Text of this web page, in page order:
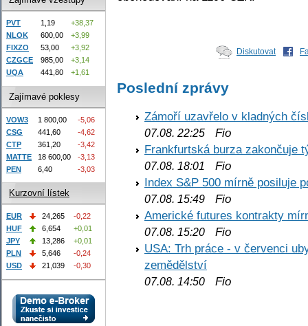
Diskutovat
Poslední zprávy
Zámoří uzavřelo v kladných
07.08. 22:25 Fio
Frankfurtská burza zakončuje
07.08. 18:01
Fio
Index S&P 500 mírně posiluje
07.08. 15:49 Fio
Americké futures kontrakty
07.08. 15:20 Fio
USA: Trh práce - v červenci
zemědělství
07.08. 14:50 Fio
PVT 1,19
+38,37
NLOK
600,00
+3,99
FIXZO
53,00
+3,92
CZGCE
985,00
+3,14
UQA
441,80 +1,61
Zajímavé poklesy
VOW3 1 800,00
-5,06
CSG
441,60
-4,62
CTP
361,20
-3,42
MATTE
18 600,00
-3,13
PEN
6,40 -3,03
Kurzovní lístek
EUR 24,265
-0,22
HUF
6,654
+0,01
JPY
13,286
+0,01
PLN
5,646
-0,24
USD
21,039 -0,30